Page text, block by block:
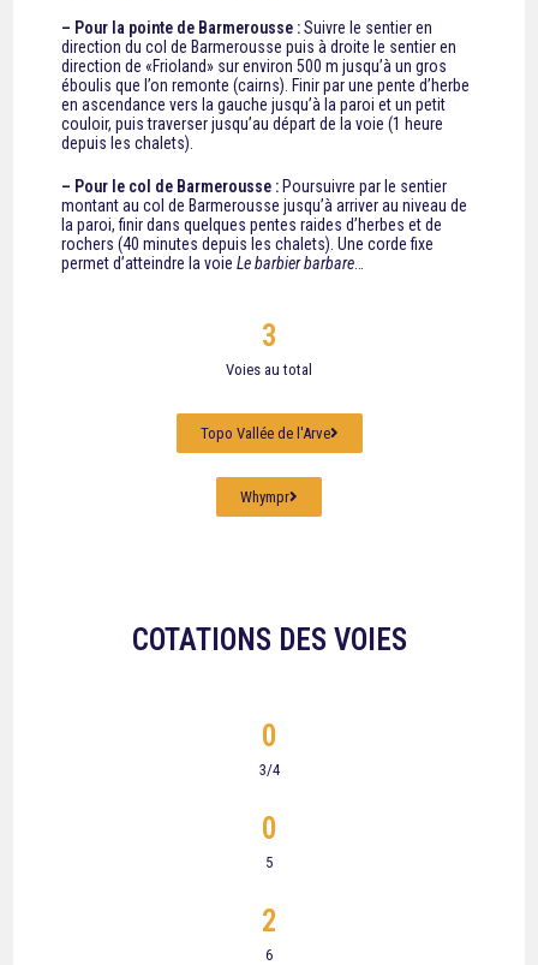
– Pour la pointe de Barmerousse :Suivre le sentier en
direction du col de Barmerousse puis à droite le sentier en
direction de «Frioland» sur environ 500 m jusqu’à un gros
éboulis que l’on remonte (cairns). Finir par une pente d’herbe
en ascendance vers la gauche jusqu’à la paroi et un petit
couloir, puis traverser jusqu’au départ de la voie (1 heure
depuis les chalets).
– Pour le col de Barmerousse : Poursuivre par le sentier
montant au col de Barmerousse jusqu’à arriver au niveau de
la paroi, finir dans quelques pentes raides d’herbes et de
rochers (40 minutes depuis les chalets). Une corde fixe
permet d’atteindre la voieLe barbier barbare
Voies au total
3
Topo Vallée de l'Arve
Whympr
COTATIONS DES VOIES
3/4
0
5
0
6
2